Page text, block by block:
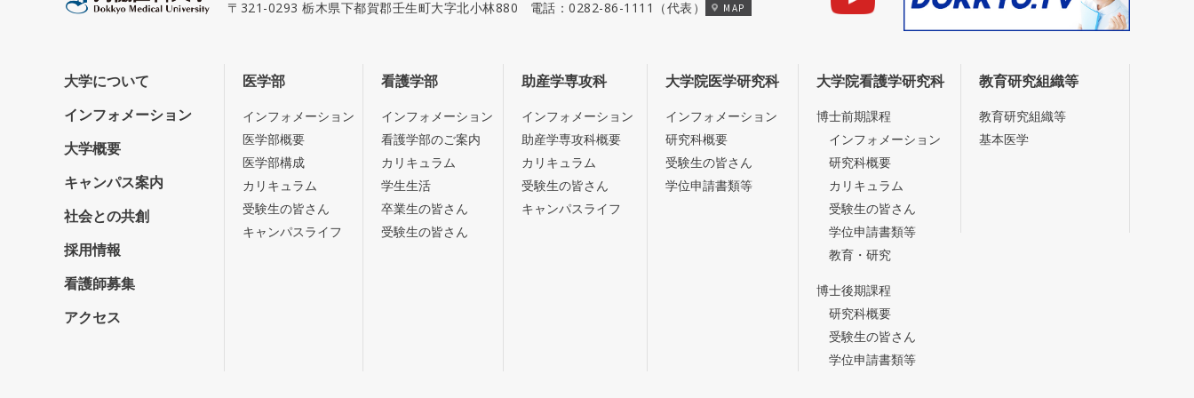
〒321-0293 栃木県下都賀郡壬生町大字北小林880
電話： 0282-86-1111 （代表） MAP
大学について
インフォメーション
大学概要
キャンパス案内
社会との共創
採用情報
看護師募集
アクセス
医学部
インフォメーション
医学部概要
医学部構成
カリキュラム
受験生の皆さん
キャンパスライフ
看護学部
インフォメーション
看護学部のご案内
カリキュラム
学生生活
卒業生の皆さん
受験生の皆さん
助産学専攻科
インフォメーション
助産学専攻科概要
カリキュラム
受験生の皆さん
キャンパスライフ
大学院医学研究科
インフォメーション
研究科概要
受験生の皆さん
学位申請書類等
大学院看護学研究科
博士前期課程
インフォメーション
研究科概要
カリキュラム
受験生の皆さん
学位申請書類等
教育・研究
博士後期課程
研究科概要
受験生の皆さん
学位申請書類等
教育研究組織等
教育研究組織等
基本医学